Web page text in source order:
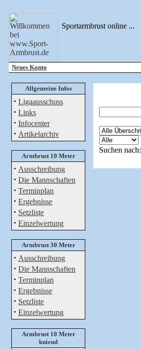
Sportarmbrust online ...
Neues Konto
Allgemeine Infos
· Ligaausschuss
· Links
· Infocenter
· Artikelarchiv
Armbrust 10 Meter
· Ausschreibung
· Die Mannschaften
· Terminplan
· Ergebnisse
· Setzliste
· Einzelwertung
Armbrust 30 Meter
· Ausschreibung
· Die Mannschaften
· Terminplan
· Ergebnisse
· Setzliste
· Einzelwertung
Armbrust 10 Meter
kniend
Suchen nach: